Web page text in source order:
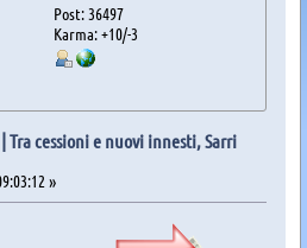
Post: 36497
Karma: +10/-3
Tra cessioni e nuovi innesti, Sarri
»